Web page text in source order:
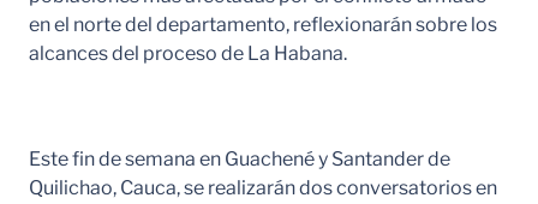
en el norte del departamento, reflexionarán sobre los
alcances del proceso de La Habana.
Este fin de semana en Guachené y Santander de
Quilichao, Cauca, se realizarán dos conversatorios en